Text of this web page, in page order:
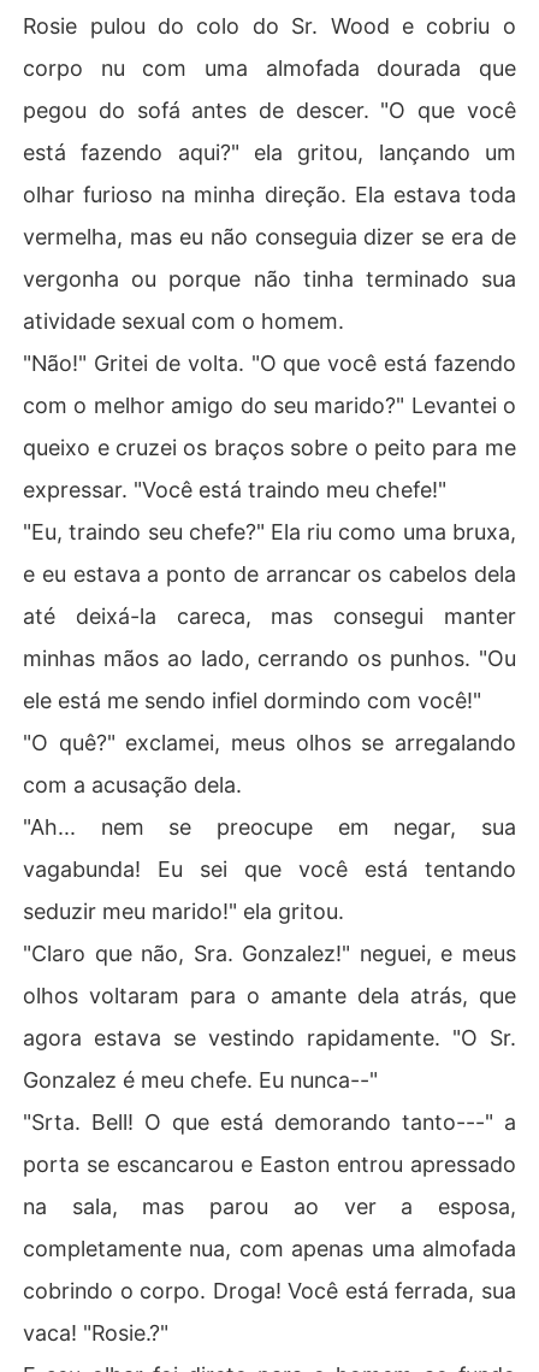
Rosie pulou do colo do Sr. Wood e cobriu o
corpo nu com uma almofada dourada que
pegou do sofá antes de descer. "O que você
está fazendo aqui?" ela gritou, lançando um
olhar furioso na minha direção. Ela estava toda
vermelha, mas eu não conseguia dizer se era de
vergonha ou porque não tinha terminado sua
atividade sexual com o homem.
"Não!" Gritei de volta. "O que você está fazendo
com o melhor amigo do seu marido?" Levantei o
queixo e cruzei os braços sobre o peito para me
expressar. "Você está traindo meu chefe!"
"Eu, traindo seu chefe?" Ela riu como uma bruxa,
e eu estava a ponto de arrancar os cabelos dela
até deixá-la careca, mas consegui manter
minhas mãos ao lado, cerrando os punhos. "Ou
ele está me sendo infiel dormindo com você!"
"O quê?" exclamei, meus olhos se arregalando
com a acusação dela.
"Ah... nem se preocupe em negar, sua
vagabunda! Eu sei que você está tentando
seduzir meu marido!" ela gritou.
"Claro que não, Sra. Gonzalez!" neguei, e meus
olhos voltaram para o amante dela atrás, que
agora estava se vestindo rapidamente. "O Sr.
Gonzalez é meu chefe. Eu nunca--"
"Srta. Bell! O que está demorando tanto---" a
porta se escancarou e Easton entrou apressado
na sala, mas parou ao ver a esposa,
completamente nua, com apenas uma almofada
cobrindo o corpo. Droga! Você está ferrada, sua
vaca! "Rosie.?"